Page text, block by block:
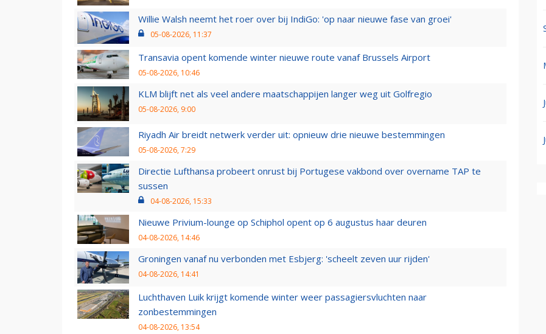
Willie Walsh neemt het roer over bij IndiGo: 'op naar nieuwe fase van groei'
05-08-2026, 11:37
Transavia opent komende winter nieuwe route vanaf Brussels Airport
05-08-2026, 10:46
KLM blijft net als veel andere maatschappijen langer weg uit Golfregio
05-08-2026, 9:00
Riyadh Air breidt netwerk verder uit: opnieuw drie nieuwe bestemmingen
05-08-2026, 7:29
Directie Lufthansa probeert onrust bij Portugese vakbond over overname TAP te
sussen
04-08-2026, 15:33
Nieuwe Privium-lounge op Schiphol opent op 6 augustus haar deuren
04-08-2026, 14:46
Groningen vanaf nu verbonden met Esbjerg: 'scheelt zeven uur rijden'
04-08-2026, 14:41
Luchthaven Luik krijgt komende winter weer passagiersvluchten naar
zonbestemmingen
04-08-2026, 13:54